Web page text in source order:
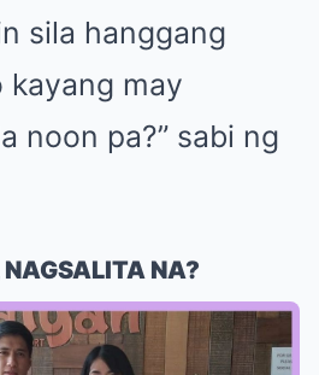
sila hanggang
kayang may
noon pa?” sabi ng
NA?